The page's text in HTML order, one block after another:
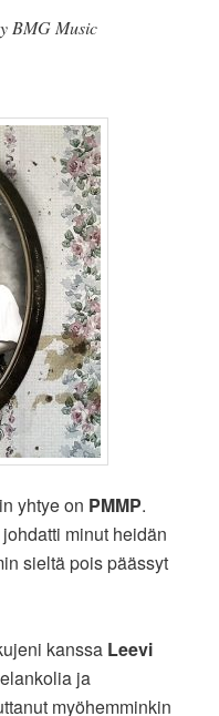
BMG Music
yhtye on PMMP.
minut heidän
sieltä pois päässyt
kanssa Leevi
ja
myöhemminkin